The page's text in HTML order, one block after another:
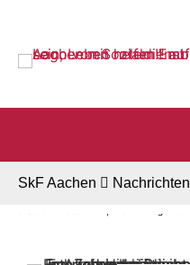
Startseite
Zum Inhalt
SkF Aachen Nachrichten